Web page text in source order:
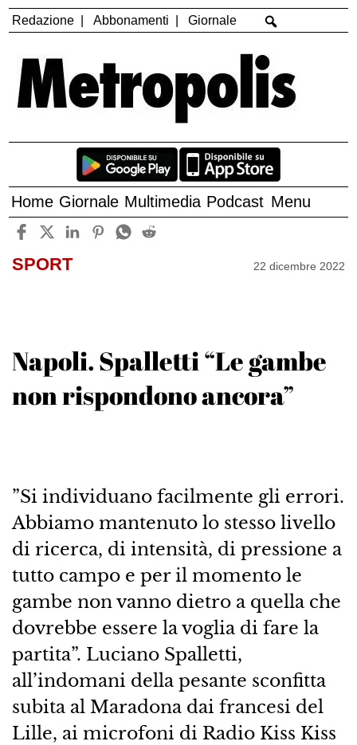
Redazione Abbonamenti Giornale
Home Giornale Multimedia Podcast Menu
SPORT 22 dicembre 2022
Napoli. Spalletti “Le gambe
non rispondono ancora”
”Si individuano facilmente gli errori.
Abbiamo mantenuto lo stesso livello
di ricerca, di intensità, di pressione a
tutto campo e per il momento le
gambe non vanno dietro a quella che
dovrebbe essere la voglia di fare la
partita”. Luciano Spalletti,
all’indomani della pesante sconfitta
subita al Maradona dai francesi del
Lille, ai microfoni di Radio Kiss Kiss